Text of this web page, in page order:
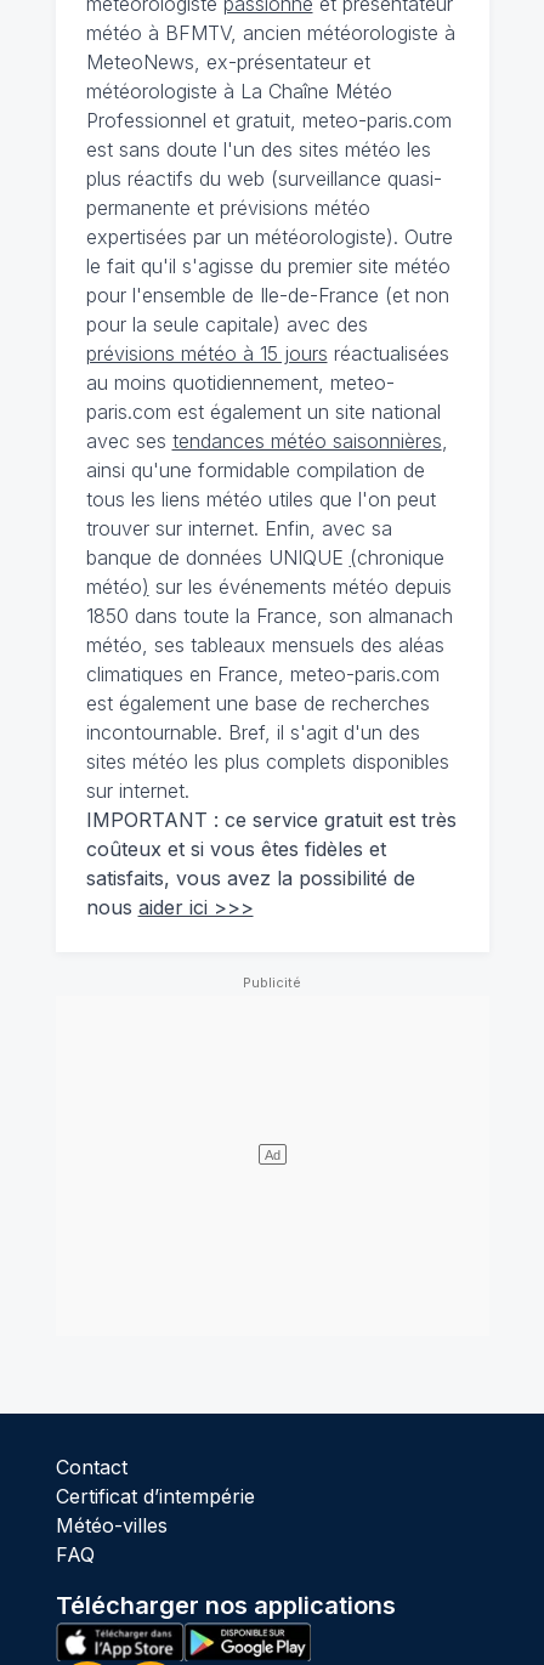
météo à BFMTV, ancien météorologiste à
MeteoNews, ex-présentateur et
météorologiste à La Chaîne Météo
Professionnel et gratuit, meteo-paris.com
est sans doute l'un des sites météo les
plus réactifs du web (surveillance quasi-
permanente et prévisions météo
expertisées par un météorologiste). Outre
le fait qu'il s'agisse du premier site météo
pour l'ensemble de Ile-de-France (et non
pour la seule capitale) avec des
prévisions météo à 15 jours réactualisées
au moins quotidiennement, meteo-
paris.com est également un site national
avec ses tendances météo saisonnières,
ainsi qu'une formidable compilation de
tous les liens météo utiles que l'on peut
trouver sur internet. Enfin, avec sa
banque de données UNIQUE (chronique
météo) sur les événements météo depuis
1850 dans toute la France, son almanach
météo, ses tableaux mensuels des aléas
climatiques en France, meteo-paris.com
est également une base de recherches
incontournable. Bref, il s'agit d'un des
sites météo les plus complets disponibles
sur internet.
IMPORTANT : ce service gratuit est très
coûteux et si vous êtes fidèles et
satisfaits, vous avez la possibilité de
nous aider ici >>>
Contact
Certificat d’intempérie
Météo-villes
FAQ
Télécharger nos applications